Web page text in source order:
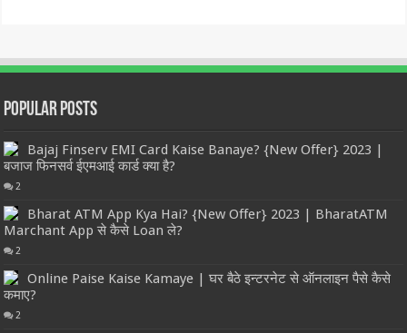
Popular Posts
Bajaj Finserv EMI Card Kaise Banaye? {New Offer} 2023 |
बजाज फिनसर्व ईएमआई कार्ड क्या है?
2
Bharat ATM App Kya Hai? {New Offer} 2023 | BharatATM
Marchant App से कैसे Loan ले?
2
Online Paise Kaise Kamaye | घर बैठे इन्टरनेट से ऑनलाइन पैसे कैसे
कमाए?
2